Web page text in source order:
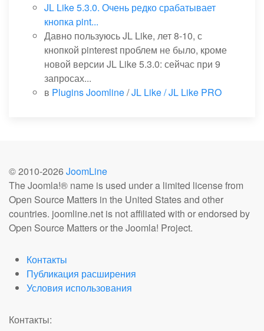
JL Like 5.3.0. Очень редко срабатывает
кнопка pint...
Давно пользуюсь JL Like, лет 8-10, с
кнопкой pinterest проблем не было, кроме
новой версии JL Like 5.3.0: сейчас при 9
запросах...
в Plugins Joomline/JL Like / JL Like PRO
© 2010-2026 JoomLine
The Joomla!® name is used under a limited license from
Open Source Matters in the United States and other
countries. joomline.net is not affiliated with or endorsed by
Open Source Matters or the Joomla! Project.
Контакты
Публикация расширения
Условия использования
Контакты: